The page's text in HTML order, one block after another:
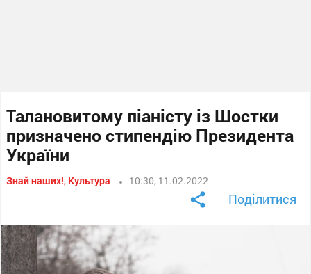
Талановитому піаністу із Шостки
призначено стипендію Президента
України
Знай наших!, Культура 10:30, 11.02.2022
Поділитися